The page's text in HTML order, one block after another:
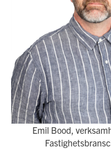
Emil Bood,